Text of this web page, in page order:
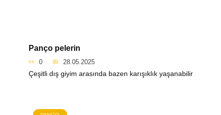
Panço pelerin
0 28.05.2025
Çeşitli dış giyim arasında bazen karışıklık yaşanabilir